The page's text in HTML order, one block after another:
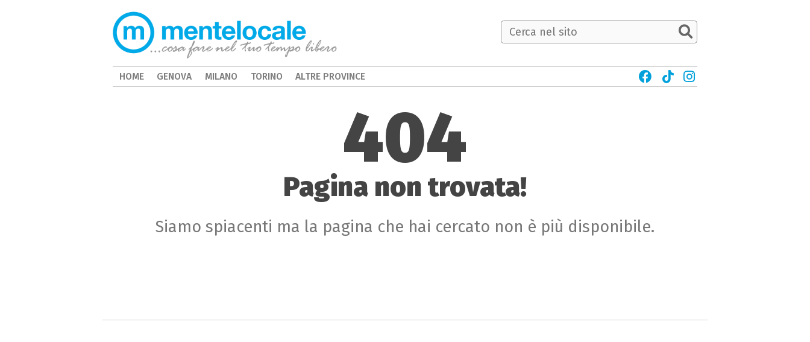
404
Pagina non trovata!
Siamo spiacenti ma la pagina che hai cercato non è più disponibile.
HOME GENOVA MILANO TORINO ALTRE PROVINCE